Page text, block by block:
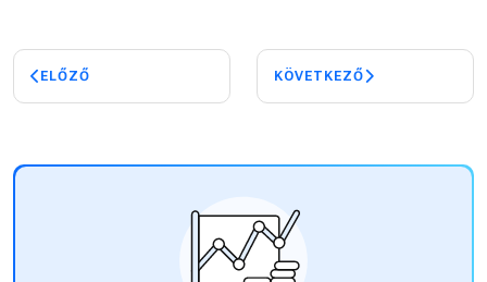
ELŐZŐ KÖVETKEZŐ